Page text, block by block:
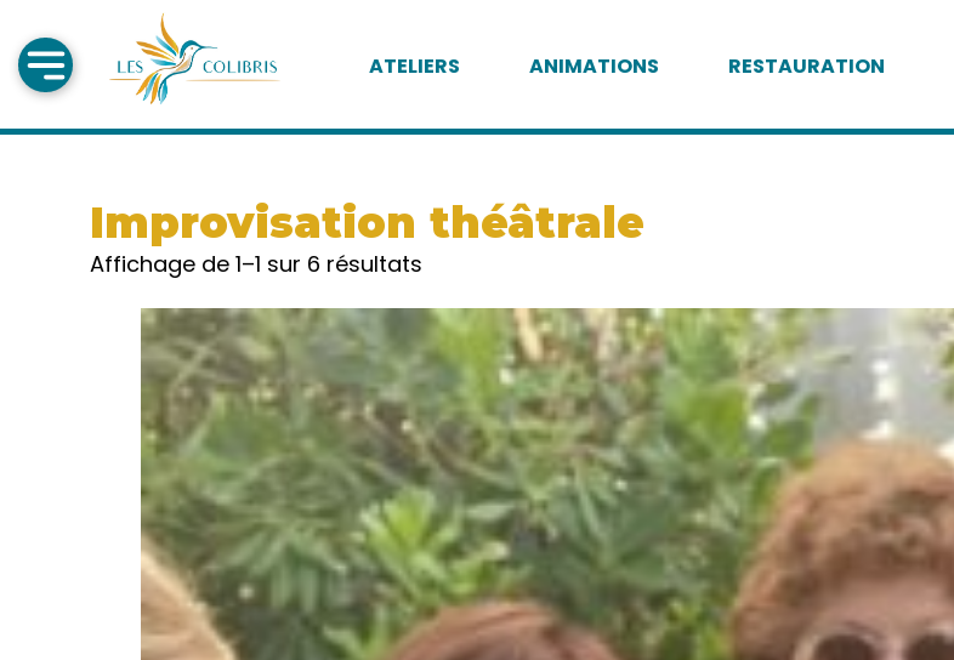
ATELIERS ANIMATIONS RESTAURATION
Improvisation théâtrale
Affichage de 1–1 sur 6 résultats